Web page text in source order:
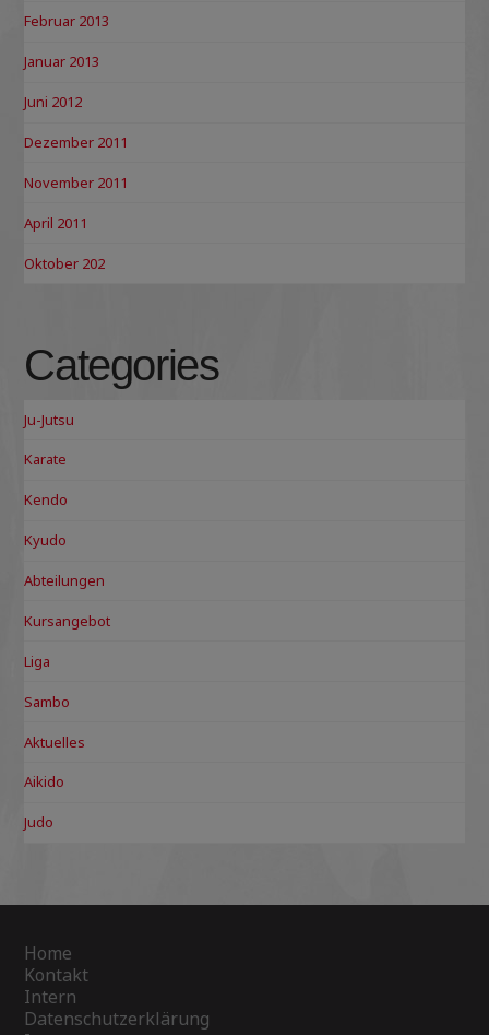
Februar 2013
Januar 2013
Juni 2012
Dezember 2011
November 2011
April 2011
Oktober 202
Categories
Ju-Jutsu
Karate
Kendo
Kyudo
Abteilungen
Kursangebot
Liga
Sambo
Aktuelles
Aikido
Judo
Home
Kontakt
Intern
Datenschutzerklärung